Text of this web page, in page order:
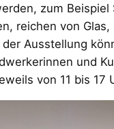
zum Beispiel
reichen von
der Ausstellung
und
von 11 bis 17